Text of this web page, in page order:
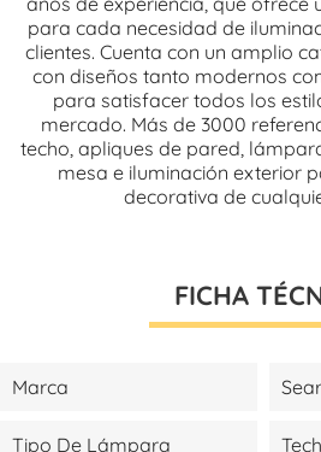
para cada necesidad de
clientes. Cuenta con un amplio
con diseños tanto modernos
para satisfacer todos los
mercado. Más de 3000
techo, apliques de pared,
mesa e iluminación exterior
decorativa de
FICHA
Marca
Tipo De Lámpara